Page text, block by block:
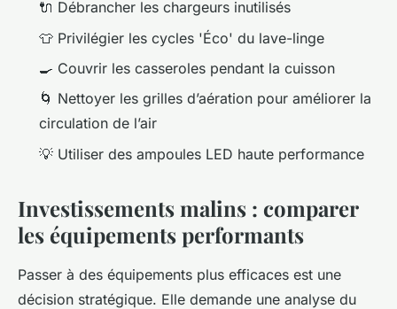
🔌 Débrancher les chargeurs inutilisés
👕 Privilégier les cycles 'Éco' du lave-linge
🍳 Couvrir les casseroles pendant la cuisson
🌀 Nettoyer les grilles d’aération pour améliorer la
circulation de l’air
💡 Utiliser des ampoules LED haute performance
Investissements malins : comparer
les équipements performants
Passer à des équipements plus efficaces est une
décision stratégique. Elle demande une analyse du